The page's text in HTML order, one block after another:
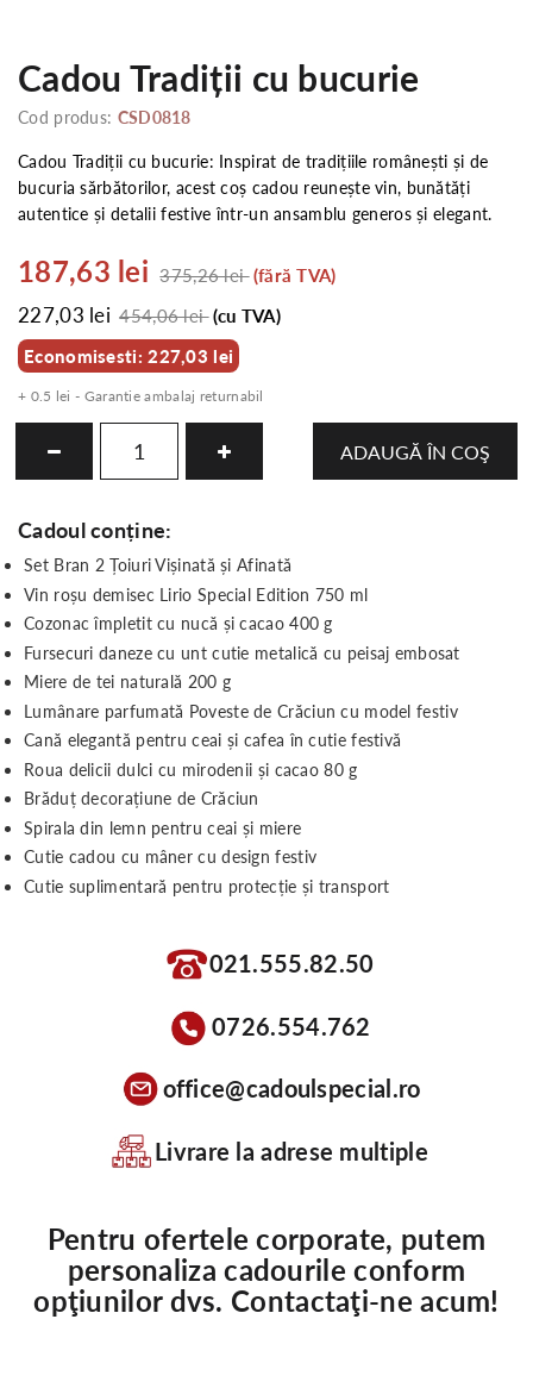
Cadou Tradiții cu bucurie
Cod produs: CSD0818
Cadou Tradiții cu bucurie: Inspirat de tradițiile românești și de
bucuria sărbătorilor, acest coș cadou reunește vin, bunătăți
autentice și detalii festive într-un ansamblu generos și elegant.
187,63 lei 375,26 lei(fără TVA)
227,03 lei 454,06 lei(cu TVA)
Economisesti: 227,03 lei
+ 0.5 lei - Garantie ambalaj returnabil
ADAUGĂ ÎN COŞ
Cadoul conține:
Set Bran 2 Țoiuri Vișinată și Afinată
Vin roșu demisec Lirio Special Edition 750 ml
Cozonac împletit cu nucă și cacao 400 g
Fursecuri daneze cu unt cutie metalică cu peisaj embosat
Miere de tei naturală 200 g
Lumânare parfumată Poveste de Crăciun cu model festiv
Cană elegantă pentru ceai și cafea în cutie festivă
Roua delicii dulci cu mirodenii și cacao 80 g
Brăduț decorațiune de Crăciun
Spirala din lemn pentru ceai și miere
Cutie cadou cu mâner cu design festiv
Cutie suplimentară pentru protecție și transport
021.555.82.50
0726.554.762
office@cadoulspecial.ro
Livrare la adrese multiple
Pentru ofertele corporate, putem
personaliza cadourile conform
opţiunilor dvs. Contactaţi-ne acum!